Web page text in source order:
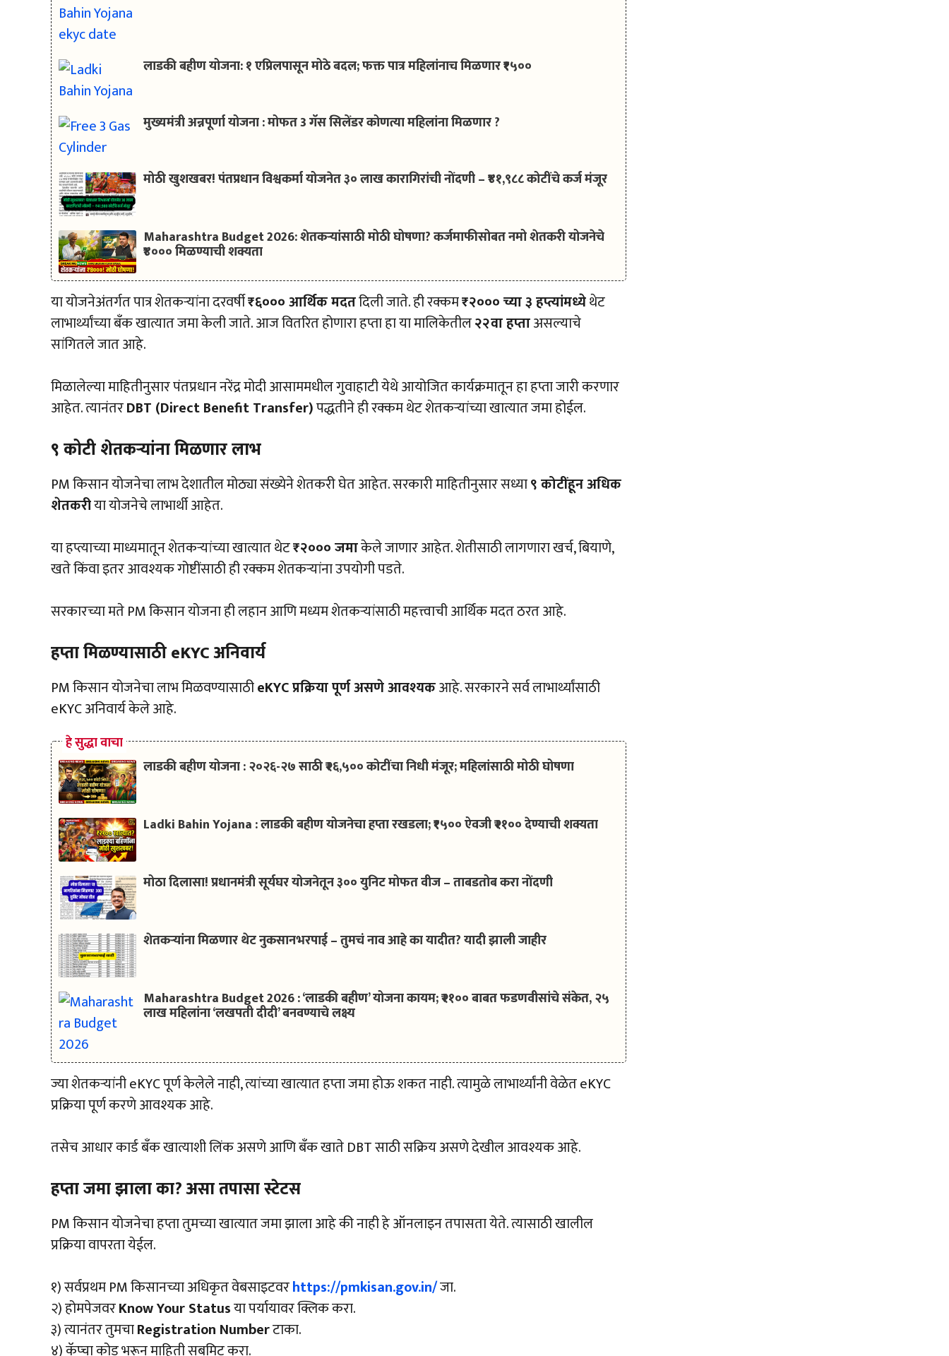
लाडकी बहीण योजना: १ एप्रिलपासून मोठे बदल; फक्त पात्र महिलांनाच मिळणार ₹१५००
मुख्यमंत्री अन्नपूर्णा योजना : मोफत 3 गॅस सिलेंडर कोणत्या महिलांना मिळणार ?
मोठी खुशखबर! पंतप्रधान विश्वकर्मा योजनेत ३० लाख कारागिरांची नोंदणी – ₹४१,९८८ कोटींचे कर्ज मंजूर
Maharashtra Budget 2026: शेतकऱ्यांसाठी मोठी घोषणा? कर्जमाफीसोबत नमो शेतकरी योजनेचे
₹४००० मिळण्याची शक्यता
या योजनेअंतर्गत पात्र शेतकऱ्यांना दरवर्षी₹६००० आर्थिक मदतदिली जाते. ही रक्कम₹२००० च्या ३ हप्त्यांमध्येथेट
लाभार्थ्यांच्या बँक खात्यात जमा केली जाते. आज वितरित होणारा हप्ता हा या मालिकेतील२२वा हप्ताअसल्याचे
सांगितले जात आहे.
मिळालेल्या माहितीनुसार पंतप्रधान नरेंद्र मोदी आसाममधील गुवाहाटी येथे आयोजित कार्यक्रमातून हा हप्ता जारी करणार
आहेत. त्यानंतरDBT (Direct Benefit Transfer)पद्धतीने ही रक्कम थेट शेतकऱ्यांच्या खात्यात जमा होईल.
९ कोटी शेतकऱ्यांना मिळणार लाभ
PM किसान योजनेचा लाभ देशातील मोठ्या संख्येने शेतकरी घेत आहेत. सरकारी माहितीनुसार सध्या९ कोटींहून अधिक
शेतकरीया योजनेचे लाभार्थी आहेत.
या हप्त्याच्या माध्यमातून शेतकऱ्यांच्या खात्यात थेट₹२००० जमाकेले जाणार आहेत. शेतीसाठी लागणारा खर्च, बियाणे,
खते किंवा इतर आवश्यक गोष्टींसाठी ही रक्कम शेतकऱ्यांना उपयोगी पडते.
सरकारच्या मते PM किसान योजना ही लहान आणि मध्यम शेतकऱ्यांसाठी महत्त्वाची आर्थिक मदत ठरत आहे.
हप्ता मिळण्यासाठी eKYC अनिवार्य
PM किसान योजनेचा लाभ मिळवण्यासाठीeKYC प्रक्रिया पूर्ण असणे आवश्यकआहे. सरकारने सर्व लाभार्थ्यांसाठी
eKYC अनिवार्य केले आहे.
हे सुद्धा वाचा
लाडकी बहीण योजना : २०२६-२७ साठी ₹२६,५०० कोटींचा निधी मंजूर; महिलांसाठी मोठी घोषणा
Ladki Bahin Yojana : लाडकी बहीण योजनेचा हप्ता रखडला; ₹१५०० ऐवजी ₹२१०० देण्याची शक्यता
मोठा दिलासा! प्रधानमंत्री सूर्यघर योजनेतून ३०० युनिट मोफत वीज – ताबडतोब करा नोंदणी
शेतकऱ्यांना मिळणार थेट नुकसानभरपाई – तुमचं नाव आहे का यादीत? यादी झाली जाहीर
Maharashtra Budget 2026 : ‘लाडकी बहीण’ योजना कायम; ₹२१०० बाबत फडणवीसांचे संकेत, २५
लाख महिलांना ‘लखपती दीदी’ बनवण्याचे लक्ष्य
ज्या शेतकऱ्यांनी eKYC पूर्ण केलेले नाही, त्यांच्या खात्यात हप्ता जमा होऊ शकत नाही. त्यामुळे लाभार्थ्यांनी वेळेत eKYC
प्रक्रिया पूर्ण करणे आवश्यक आहे.
तसेच आधार कार्ड बँक खात्याशी लिंक असणे आणि बँक खाते DBT साठी सक्रिय असणे देखील आवश्यक आहे.
हप्ता जमा झाला का? असा तपासा स्टेटस
PM किसान योजनेचा हप्ता तुमच्या खात्यात जमा झाला आहे की नाही हे ऑनलाइन तपासता येते. त्यासाठी खालील
प्रक्रिया वापरता येईल.
१) सर्वप्रथम PM किसानच्या अधिकृत वेबसाइटवरhttps://pmkisan.gov.in/जा.
२) होमपेजवरKnow Your Statusया पर्यायावर क्लिक करा.
३) त्यानंतर तुमचाRegistration Numberटाका.
४) कॅप्चा कोड भरून माहिती सबमिट करा.